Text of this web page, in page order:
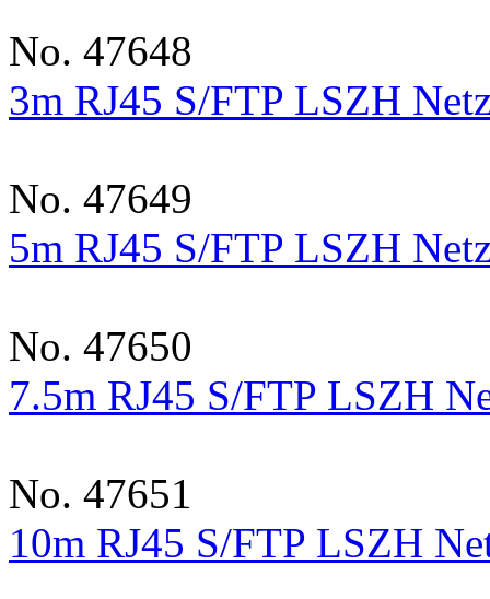
No. 47648
3m RJ45 S/FTP LSZH
No. 47649
5m RJ45 S/FTP LSZH
No. 47650
7.5m RJ45 S/FTP LSZH
No. 47651
10m RJ45 S/FTP LSZH